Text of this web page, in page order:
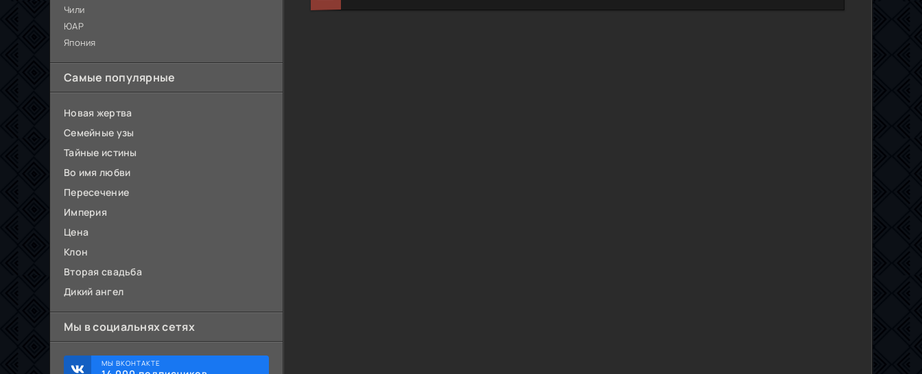
Чили
ЮАР
Япония
Самые популярные
Новая жертва
Семейные узы
Тайные истины
Во имя любви
Пересечение
Империя
Цена
Клон
Вторая свадьба
Дикий ангел
Мы в социальнях сетях
МЫ ВКОНТАКТЕ